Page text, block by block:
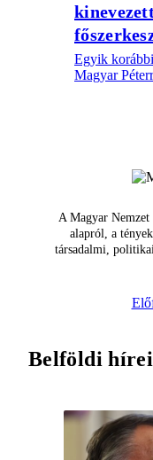
Egyik
Magyar
A Magyar
alapról, a
társadalmi,
Belföldi